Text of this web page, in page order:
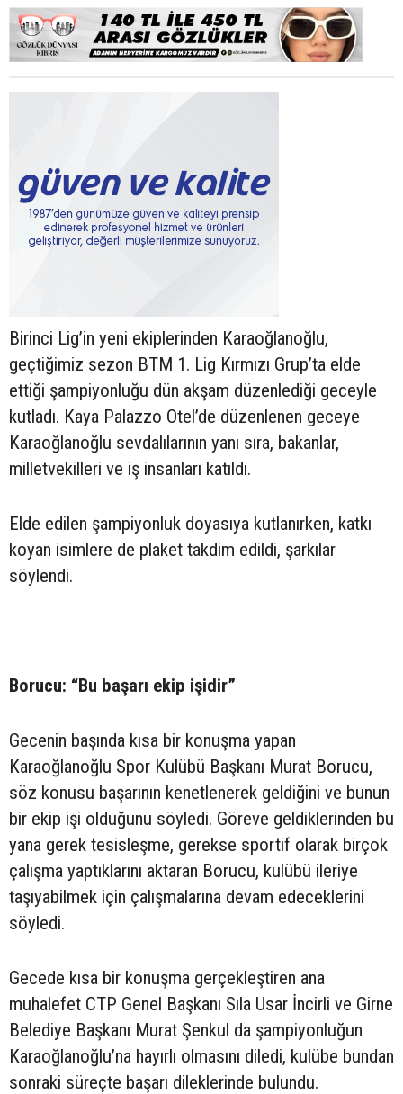
Birinci Lig’in yeni ekiplerinden Karaoğlanoğlu,
geçtiğimiz sezon BTM 1. Lig Kırmızı Grup’ta elde
ettiği şampiyonluğu dün akşam düzenlediği geceyle
kutladı. Kaya Palazzo Otel’de düzenlenen geceye
Karaoğlanoğlu sevdalılarının yanı sıra, bakanlar,
milletvekilleri ve iş insanları katıldı.
Elde edilen şampiyonluk doyasıya kutlanırken, katkı
koyan isimlere de plaket takdim edildi, şarkılar
söylendi.
Borucu: “Bu başarı ekip işidir”
Gecenin başında kısa bir konuşma yapan
Karaoğlanoğlu Spor Kulübü Başkanı Murat Borucu,
söz konusu başarının kenetlenerek geldiğini ve bunun
bir ekip işi olduğunu söyledi. Göreve geldiklerinden bu
yana gerek tesisleşme, gerekse sportif olarak birçok
çalışma yaptıklarını aktaran Borucu, kulübü ileriye
taşıyabilmek için çalışmalarına devam edeceklerini
söyledi.
Gecede kısa bir konuşma gerçekleştiren ana
muhalefet CTP Genel Başkanı Sıla Usar İncirli ve Girne
Belediye Başkanı Murat Şenkul da şampiyonluğun
Karaoğlanoğlu’na hayırlı olmasını diledi, kulübe bundan
sonraki süreçte başarı dileklerinde bulundu.